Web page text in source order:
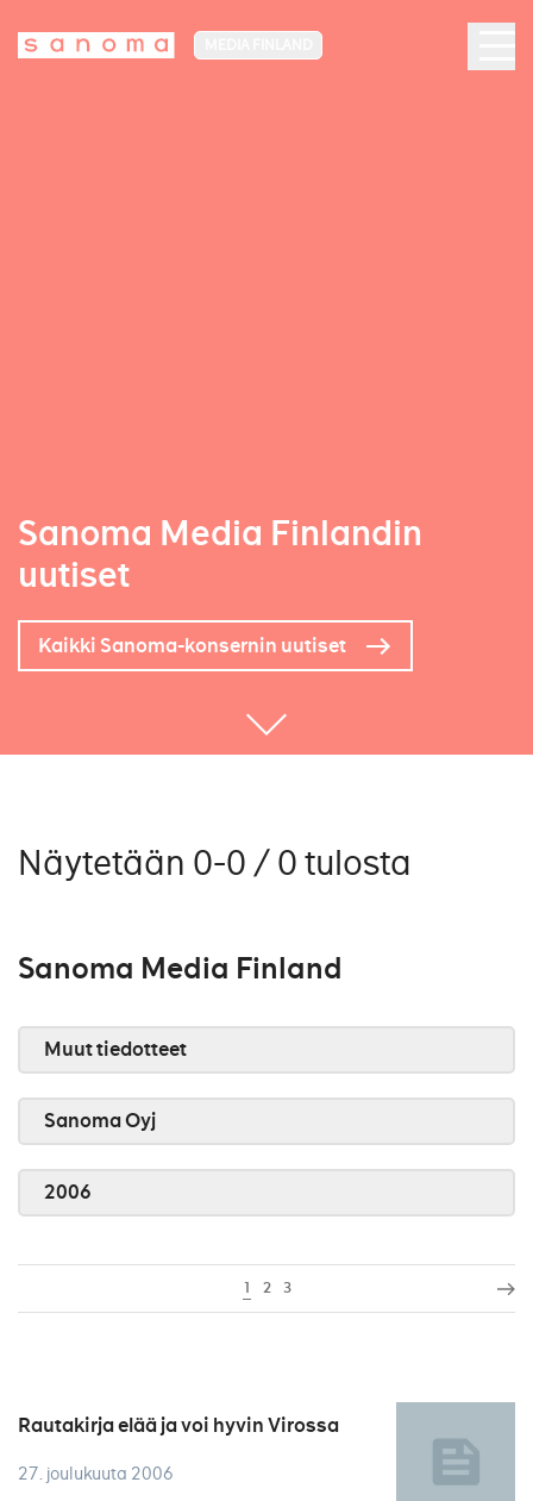
Sanoma Media Finlandin
uutiset
Kaikki Sanoma-konsernin uutiset
Näytetään 0-0 / 0 tulosta
Sanoma Media Finland
Muut tiedotteet
Sanoma Oyj
2006
1 2 3
Rautakirja elää ja voi hyvin Virossa
27. joulukuuta 2006